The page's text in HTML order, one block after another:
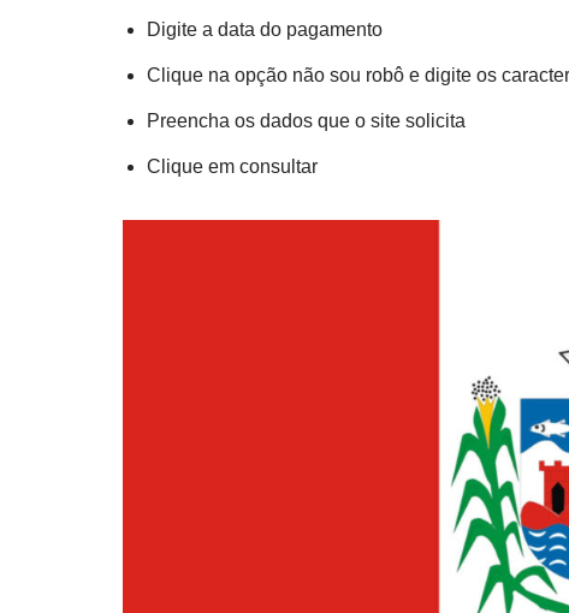
Digite a data do pagamento
Clique na opção não sou robô e digite os
Preencha os dados que o site solicita
Clique em consultar